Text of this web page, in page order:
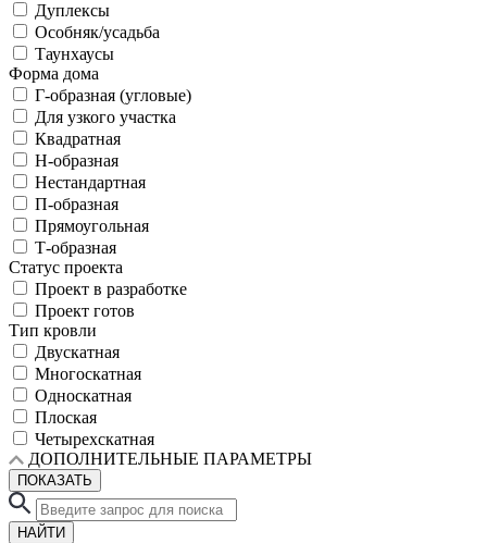
Дуплексы
Особняк/усадьба
Таунхаусы
Форма дома
Г-образная (угловые)
Для узкого участка
Квадратная
Н-образная
Нестандартная
П-образная
Прямоугольная
Т-образная
Статус проекта
Проект в разработке
Проект готов
Тип кровли
Двускатная
Многоскатная
Односкатная
Плоская
Четырехскатная
ДОПОЛНИТЕЛЬНЫЕ ПАРАМЕТРЫ
ПОКАЗАТЬ
НАЙТИ